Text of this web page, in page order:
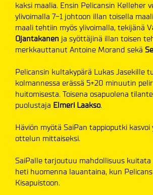
kaksi maalia. Ensin Pelicansin Kelleher
ylivoimalla 7-1 johtoon illan toisella
maali tehtiin myös ylivoimalla, tekijänä V
Ojantakanen ja syöttäjinä illan toisen
merkkauttanut Antoine Morand sekä
Pelicansin kultakypärä Lukas Jasekille
kolmannessa erässä 5+20 minuutin
huitomisesta. Toisena osapuolena
puolustaja Elmeri Laakso.
Häviön myötä SaiPan tappioputki kasvoi
ottelun mittaiseksi.
SaiPalle tarjoutuu mahdollisuus kuitata
heti huomenna lauantaina, kun
Kisapuistoon.